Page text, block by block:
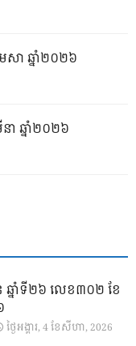
សា ឆ្នាំ២០២៦
ា ឆ្នាំ២០២៦
ឆ្នាំទី២៦ លេខ៣០២ ខែ
ថ្ងៃ​អង្គារ, 4 ខែ​សីហា, 2026